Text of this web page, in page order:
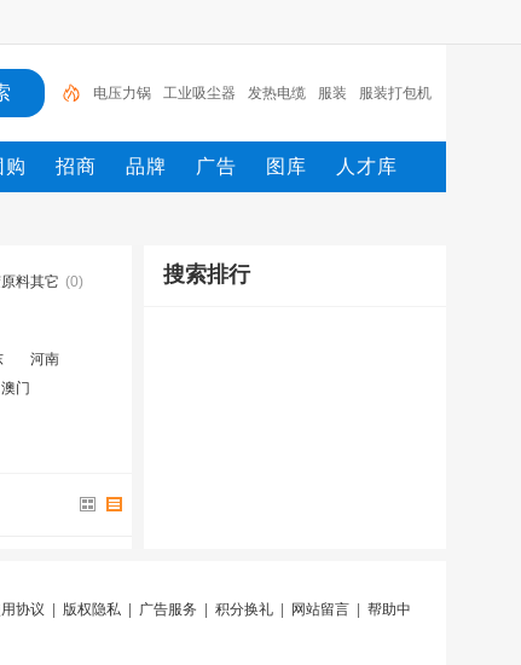
电压力锅 工业吸尘器 发热电缆 服装 服装打包机
服务/ 工具 家用电器 电焊机 服务
购 招商 品牌 广告 图库 人才库
料其它 (0)
河南
澳门
搜索排行
协议 版权隐私| 广告服务 积分换礼| 网站留言| 帮助中